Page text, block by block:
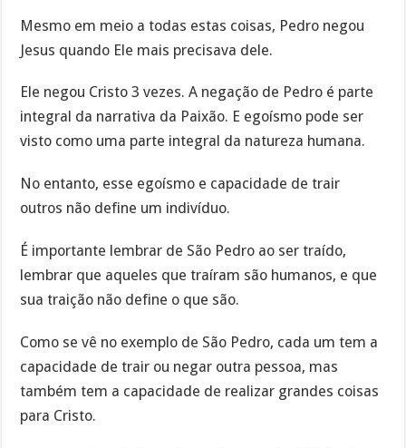
Mesmo em meio a todas estas coisas, Pedro negou
Jesus quando Ele mais precisava dele.
Ele negou Cristo 3 vezes. A negação de Pedro é parte
integral da narrativa da Paixão. E egoísmo pode ser
visto como uma parte integral da natureza humana.
No entanto, esse egoísmo e capacidade de trair
outros não define um indivíduo.
É importante lembrar de São Pedro ao ser traído,
lembrar que aqueles que traíram são humanos, e que
sua traição não define o que são.
Como se vê no exemplo de São Pedro, cada um tem a
capacidade de trair ou negar outra pessoa, mas
também tem a capacidade de realizar grandes coisas
para Cristo.